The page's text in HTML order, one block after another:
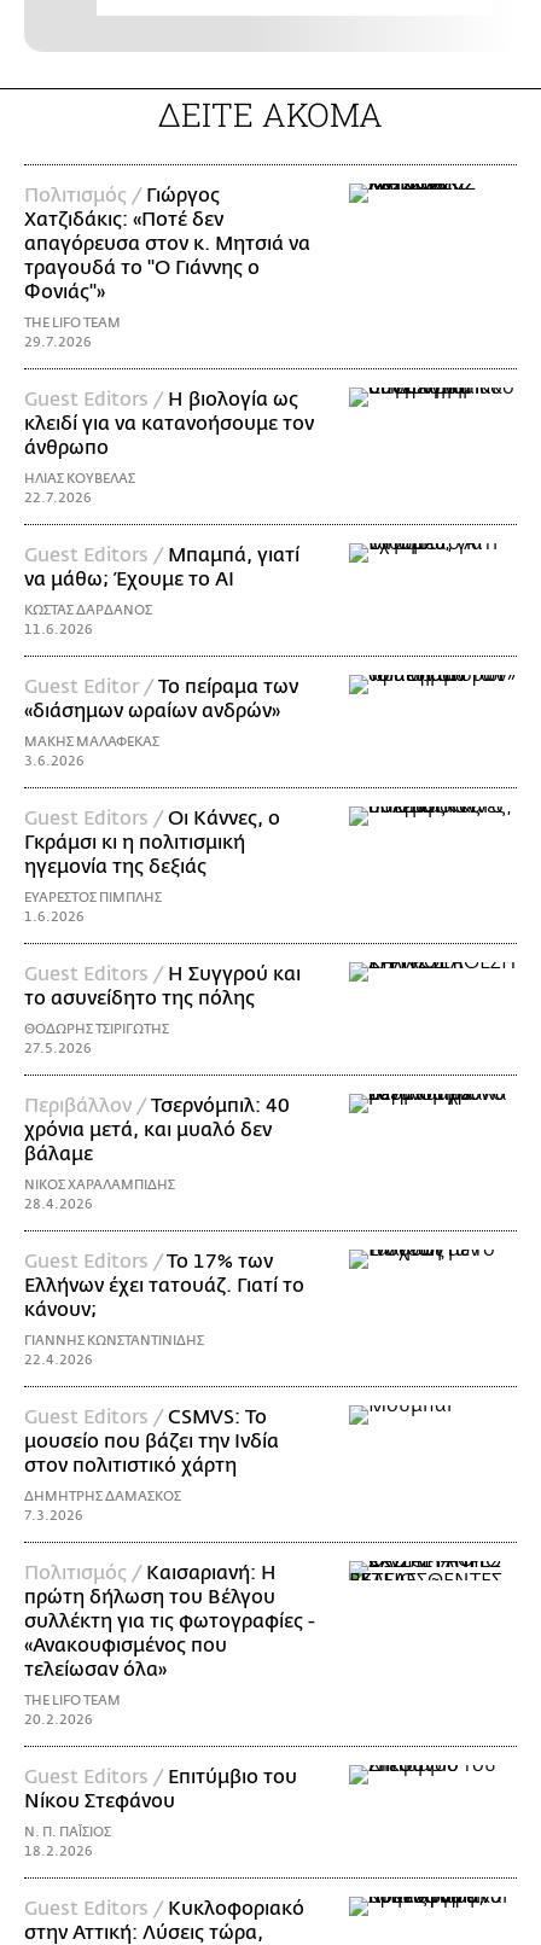
ΔΕΙΤΕ ΑΚΟΜΑ
Πολιτισμός / Γιώργος
Χατζιδάκις: «Ποτέ δεν
απαγόρευσα στον κ. Μητσιά να
τραγουδά το "Ο Γιάννης ο
Φονιάς"»
THE LIFO TEAM
29.7.2026
Guest Editors / Η βιολογία ως
κλειδί για να κατανοήσουμε τον
άνθρωπο
ΗΛΙΑΣ ΚΟΥΒΕΛΑΣ
22.7.2026
Guest Editors / Μπαμπά, γιατί
να μάθω; Έχουμε το AI
ΚΩΣΤΑΣ ΔΑΡΔΑΝΟΣ
11.6.2026
Guest Editor /Το πείραμα των
«διάσημων ωραίων ανδρών»
ΜΑΚΗΣ ΜΑΛΑΦΕΚΑΣ
3.6.2026
Guest Editors /Οι Κάννες, ο
Γκράμσι κι η πολιτισμική
ηγεμονία της δεξιάς
ΕΥΑΡΕΣΤΟΣ ΠΙΜΠΛΗΣ
1.6.2026
Guest Editors / Η Συγγρού και
το ασυνείδητο της πόλης
ΘΟΔΩΡΗΣ ΤΣΙΡΙΓΩΤΗΣ
27.5.2026
Περιβάλλον /Τσερνόμπιλ: 40
χρόνια μετά, και μυαλό δεν
βάλαμε
ΝΙΚΟΣ ΧΑΡΑΛΑΜΠΙΔΗΣ
28.4.2026
Guest Editors /To 17% των
Ελλήνων έχει τατουάζ. Γιατί το
κάνουν;
ΓΙΑΝΝΗΣ ΚΩΝΣΤΑΝΤΙΝΙΔΗΣ
22.4.2026
Guest Editors /CSMVS: Το
μουσείο που βάζει την Ινδία
στον πολιτιστικό χάρτη
ΔΗΜΗΤΡΗΣ ΔΑΜΑΣΚΟΣ
7.3.2026
Πολιτισμός / Καισαριανή: Η
πρώτη δήλωση του Βέλγου
συλλέκτη για τις φωτογραφίες -
«Ανακουφισμένος που
τελείωσαν όλα»
THE LIFO TEAM
20.2.2026
Guest Editors / Επιτύμβιο του
Νίκου Στεφάνου
Ν. Π. ΠΑΪ́ΣΙΟΣ
18.2.2026
Guest Editors / Κυκλοφοριακό
στην Αττική: Λύσεις τώρα,